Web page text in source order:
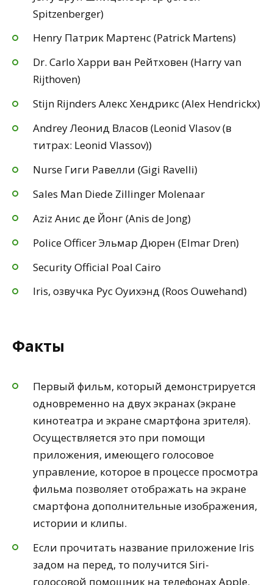
Spitzenberger)
Henry Патрик Мартенс (Patrick Martens)
Dr. Carlo Харри ван Рейтховен (Harry van
Rijthoven)
Stijn Rijnders Алекс Хендрикс (Alex Hendrickx)
Andrey Леонид Власов (Leonid Vlasov (в
титрах: Leonid Vlassov))
Nurse Гиги Равелли (Gigi Ravelli)
Sales Man Diede Zillinger Molenaar
Aziz Анис де Йонг (Anis de Jong)
Police Officer Эльмар Дюрен (Elmar Dren)
Security Official Poal Cairo
Iris, озвучка Рус Оуихэнд (Roos Ouwehand)
Факты
Первый фильм, который демонстрируется
одновременно на двух экранах (экране
кинотеатра и экране смартфона зрителя).
Осуществляется это при помощи
приложения, имеющего голосовое
управление, которое в процессе просмотра
фильма позволяет отображать на экране
смартфона дополнительные изображения,
истории и клипы.
Если прочитать название приложение Iris
задом на перед, то получится Siri-
голосовой помощник на телефонах Apple.